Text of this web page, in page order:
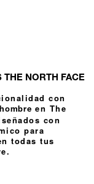
NORTH FACE
con
en The
con
para
todas tus